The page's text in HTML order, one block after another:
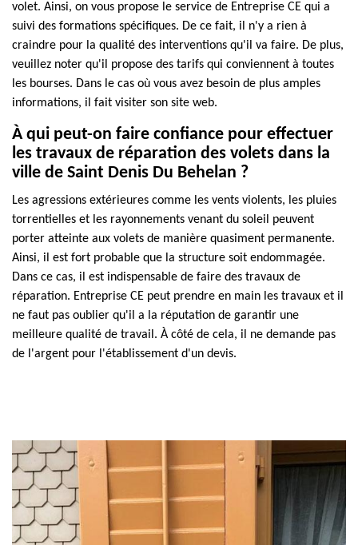
volet. Ainsi, on vous propose le service de Entreprise CE qui a
suivi des formations spécifiques. De ce fait, il n'y a rien à
craindre pour la qualité des interventions qu'il va faire. De plus,
veuillez noter qu'il propose des tarifs qui conviennent à toutes
les bourses. Dans le cas où vous avez besoin de plus amples
informations, il fait visiter son site web.
À qui peut-on faire confiance pour effectuer
les travaux de réparation des volets dans la
ville de Saint Denis Du Behelan ?
Les agressions extérieures comme les vents violents, les pluies
torrentielles et les rayonnements venant du soleil peuvent
porter atteinte aux volets de manière quasiment permanente.
Ainsi, il est fort probable que la structure soit endommagée.
Dans ce cas, il est indispensable de faire des travaux de
réparation. Entreprise CE peut prendre en main les travaux et il
ne faut pas oublier qu'il a la réputation de garantir une
meilleure qualité de travail. À côté de cela, il ne demande pas
de l'argent pour l'établissement d'un devis.